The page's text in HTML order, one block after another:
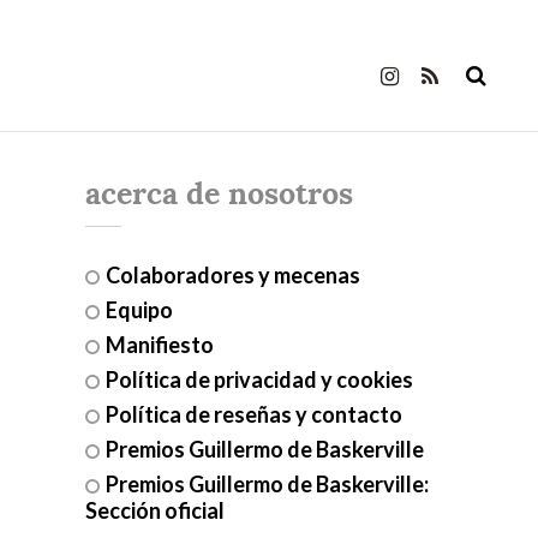
acerca de nosotros
Colaboradores y mecenas
Equipo
Manifiesto
Política de privacidad y cookies
Política de reseñas y contacto
Premios Guillermo de Baskerville
Premios Guillermo de Baskerville:
Sección oficial